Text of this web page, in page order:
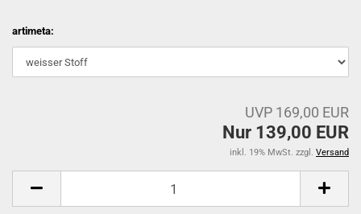
artimeta:
UVP 169,00 EUR
Nur 139,00 EUR
inkl. 19% MwSt. zzgl. Versand